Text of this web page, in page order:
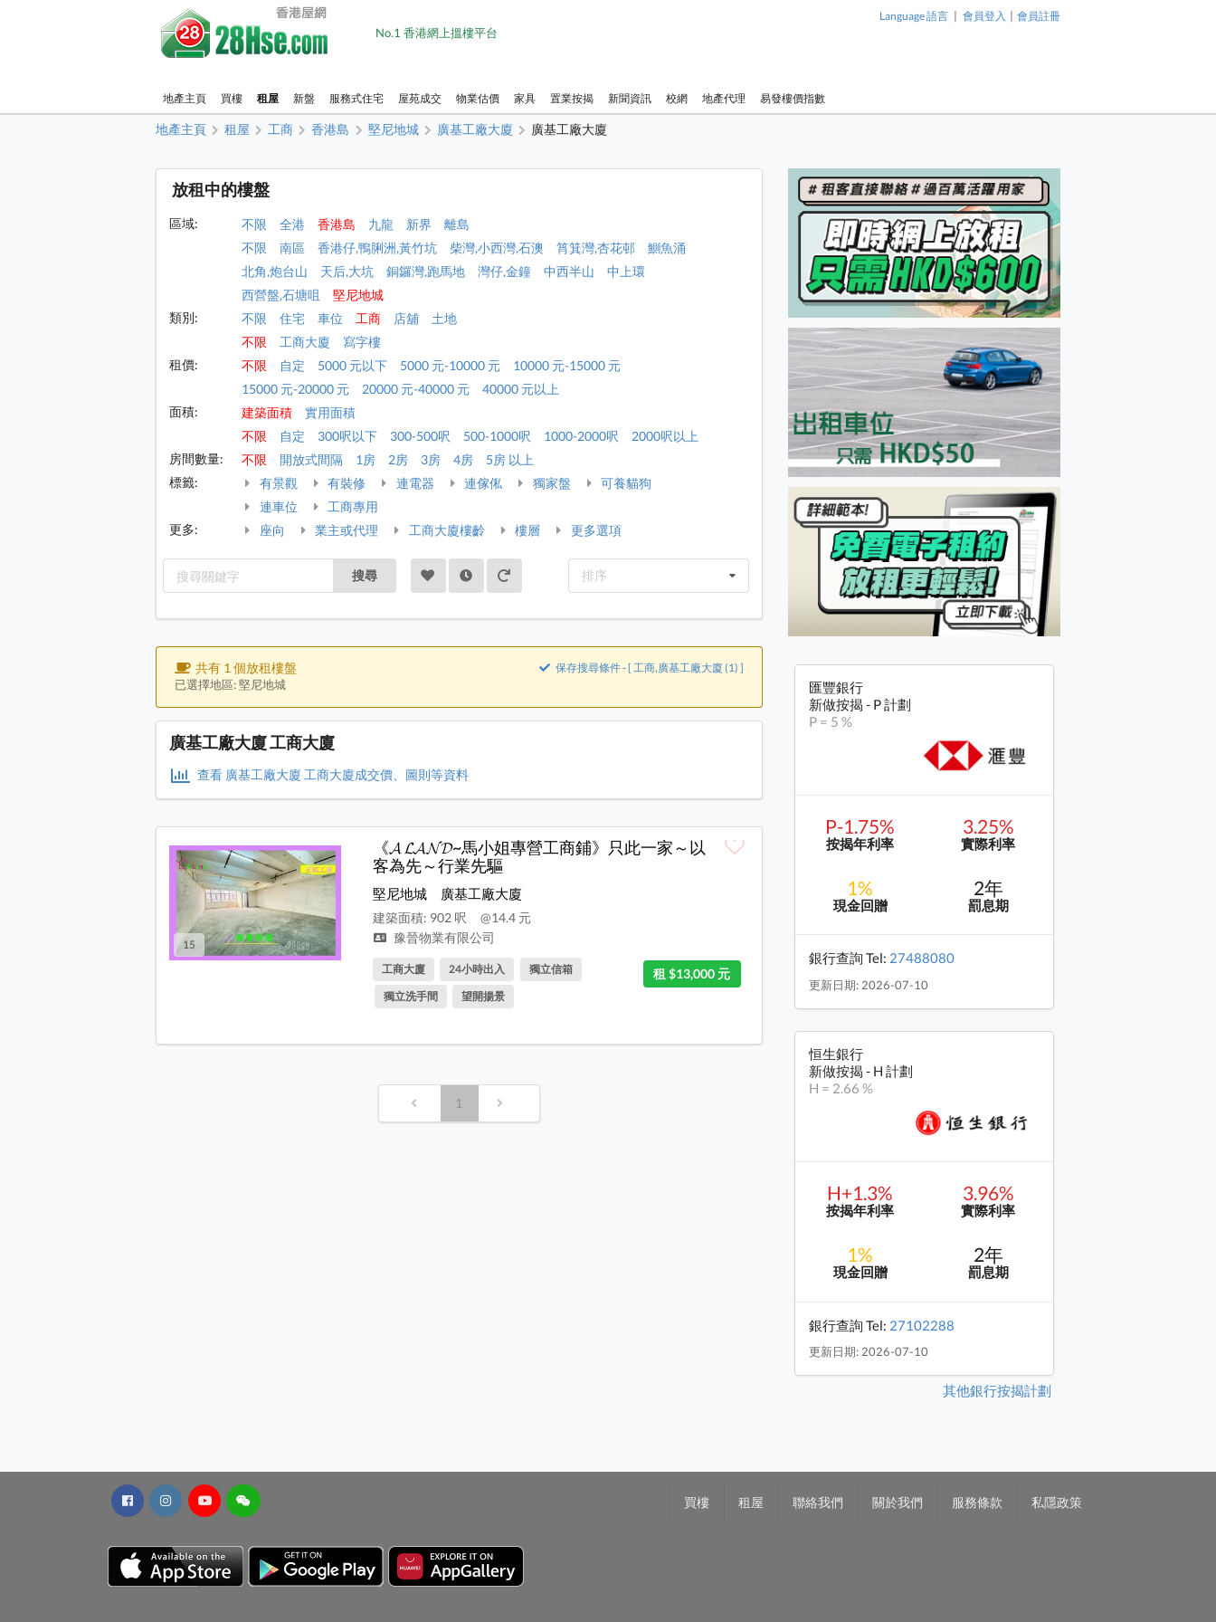
No.1 香港網上搵樓平台
Language 語言 | 會員登入 | 會員註冊
地產主頁 買樓 租屋 新盤 服務式住宅 屋苑成交 物業估價 家具 置業按揭 新聞資訊 校網 地產代理 易發樓價指數
地產主頁 租屋 工商 香港島 堅尼地城 廣基工廠大廈 廣基工廠大廈
放租中的樓盤
區域: 不限 全港 香港島 九龍 新界
離島
不限
南區 香港仔,鴨脷洲,黃竹坑 柴灣,小西灣,石澳 筲箕灣,杏花邨
鰂魚涌
北角,炮台山
天后,大坑 銅鑼灣,跑馬地 灣仔,金鐘 中西半山
中上環
西營盤,石塘咀
堅尼地城
類別:
不限 住宅 車位 工商 店舖
土地
不限
工商大廈
寫字樓
租價:
不限 自定 5000 元以下 5000 元-10000 元
10000 元-15000 元
15000 元-20000 元
20000 元-40000 元
40000 元以上
面積:
建築面積
實用面積
不限
自定 300呎以下 300-500呎 500-1000呎 1000-2000呎
2000呎以上
房間數量:
不限 開放式間隔 1房 2房 3房 4房
5房 以上
標籤:
有景觀 有裝修 連電器 連傢俬 獨家盤
可養貓狗
連車位
工商專用
更多:
座向 業主或代理 工商大廈樓齡 樓層 更多選項
搜尋 排序
共有 1 個放租樓盤
已選擇地區: 堅尼地城
保存搜尋條件 - [ 工商,廣基工廠大廈 (1) ]
廣基工廠大廈 工商大廈
查看 廣基工廠大廈 工商大廈成交價、圖則等資料
15
《𝓐 𝓛𝓐𝓝𝓓~馬小姐專營工商鋪》只此一家～以
客為先～行業先驅
堅尼地城 廣基工廠大廈
建築面積: 902 呎
@14.4 元
豫晉物業有限公司
租 $13,000 元
工商大廈 24小時出入
獨立信箱
獨立洗手間
望開揚景
1
匯豐銀行
新做按揭 - P 計劃
P = 5 %
P-1.75%
按揭年利率
3.25%
實際利率
1%
現金回贈
2年
罰息期
銀行查詢 Tel: 27488080
更新日期: 2026-07-10
恒生銀行
新做按揭 - H 計劃
H = 2.66 %
H+1.3%
按揭年利率
3.96%
實際利率
1%
現金回贈
2年
罰息期
銀行查詢 Tel: 27102288
更新日期: 2026-07-10
其他銀行按揭計劃
買樓 租屋 聯絡我們 關於我們 服務條款 私隱政策